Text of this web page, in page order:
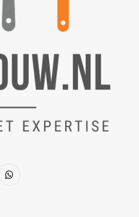
WhatsApp